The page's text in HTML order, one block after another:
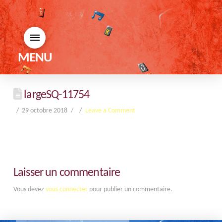
MENU
largeSQ-11754
29 octobre 2018 Leave a Comment
Laisser un commentaire
Vous devez vous connecterpour publier un commentaire.